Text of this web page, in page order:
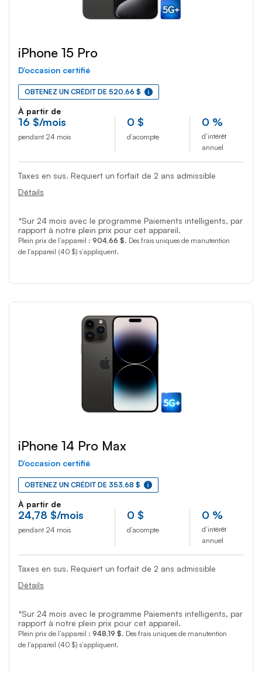
iPhone 15 Pro
D’occasion certifié
OBTENEZ UN CRÉDIT DE 520,66 $
À partir de
16 $/mois
pendant 24 mois
0 $
d’acompte
0 %
d’intérêt
annuel
Taxes en sus. Requiert un forfait de 2 ans admissible
Détails
*Sur 24 mois avec le programme Paiements intelligents, par
rapport à notre plein prix pour cet appareil.
Plein prix de l’appareil : 904,66 $. Des frais uniques de manutention
de l'appareil (40 $) s’appliquent.
iPhone 14 Pro Max
D’occasion certifié
OBTENEZ UN CRÉDIT DE 353,68 $
À partir de
24,78 $/mois
pendant 24 mois
0 $
d’acompte
0 %
d’intérêt
annuel
Taxes en sus. Requiert un forfait de 2 ans admissible
Détails
*Sur 24 mois avec le programme Paiements intelligents, par
rapport à notre plein prix pour cet appareil.
Plein prix de l’appareil : 948,19 $. Des frais uniques de manutention
de l'appareil (40 $) s’appliquent.